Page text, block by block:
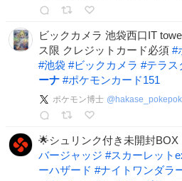
ビックカメラ 池袋西口IT
ス限 クレジットカード必須 #
#池袋 #ビックカメラ #テラス
ーナ #ポケモンカード151
ポケモン博士 @
🌟シュリンク付き未開封BOX
バージャッジ #スカーレット
ーハザード #ナイトワンダラ